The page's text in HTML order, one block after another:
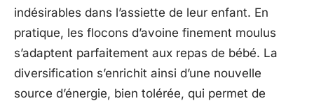
indésirables dans l’assiette de leur enfant. En
pratique, les flocons d’avoine finement moulus
s’adaptent parfaitement aux repas de bébé. La
diversification s’enrichit ainsi d’une nouvelle
source d’énergie, bien tolérée, qui permet de